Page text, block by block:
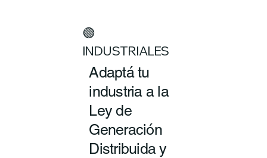
🟢
INDUSTRIALES
Adaptá tu
industria a la
Ley de
Generación
Distribuida y